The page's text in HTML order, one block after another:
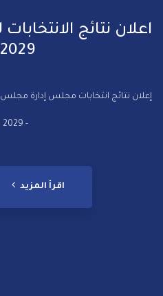
2029م)
- 2029 م )
اقرأ المزيد